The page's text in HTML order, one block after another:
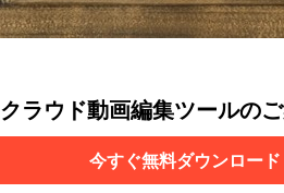
クラウド動画編集ツールの
今すぐ無料ダウンロード